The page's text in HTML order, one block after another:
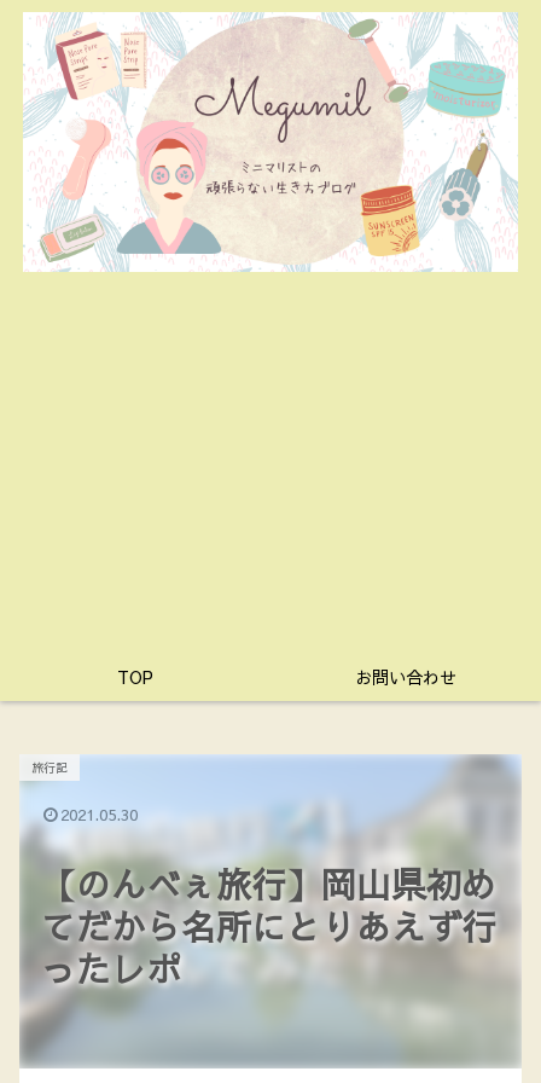
TOP お問い合わせ
【のんべぇ旅行】岡山県初め
てだから名所にとりあえず行
ったレポ
旅行記
2021.05.30